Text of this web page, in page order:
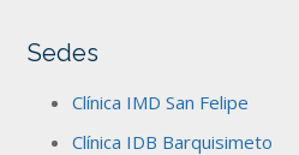
Sedes
Clínica IMD San Felipe
Clínica IDB Barquisimeto